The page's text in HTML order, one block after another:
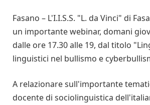
Fasano – L'I.I.S.S. "L. da Vinci" di
un importante webinar, domani
dalle ore 17.30 alle 19, dal titolo
linguistici nel bullismo e
A relazionare sull'importante
docente di sociolinguistica